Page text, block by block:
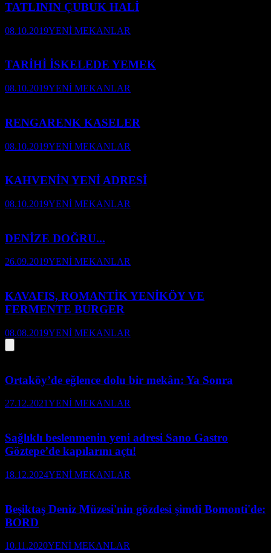
TATLININ ÇUBUK HALİ
08.10.2019YENİ MEKANLAR
TARİHİ İSKELEDE YEMEK
08.10.2019YENİ MEKANLAR
RENGARENK KASELER
08.10.2019YENİ MEKANLAR
KAHVENİN YENİ ADRESİ
08.10.2019YENİ MEKANLAR
DENİZE DOĞRU...
26.09.2019YENİ MEKANLAR
KAVAFIS, ROMANTİK YENİKÖY VE
FERMENTE BURGER
08.08.2019YENİ MEKANLAR
Ortaköy’de eğlence dolu bir mekân: Ya Sonra
27.12.2021YENİ MEKANLAR
Sağlıklı beslenmenin yeni adresi Sano Gastro
Göztepe’de kapılarını açtı!
18.12.2024YENİ MEKANLAR
Beşiktaş Deniz Müzesi'nin gözdesi şimdi Bomonti'de:
BORD
10.11.2020YENİ MEKANLAR